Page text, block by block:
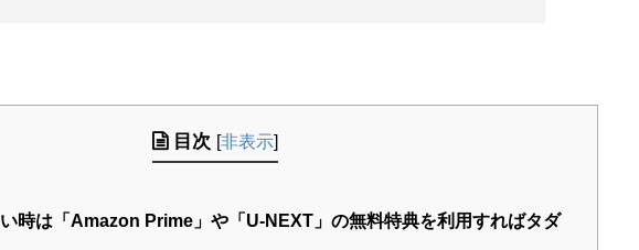
目次 [非表示]
時は「Amazon Prime」や「U-NEXT」の無料特典を利用すればタダ